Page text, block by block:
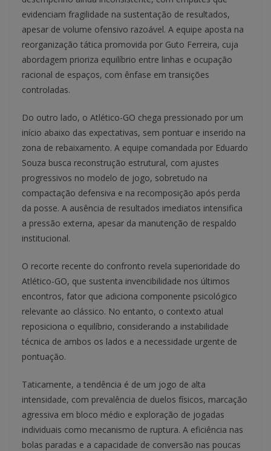
evidenciam fragilidade na sustentação de resultados,
apesar de volume ofensivo razoável. A equipe aposta na
reorganização tática promovida por Guto Ferreira, cuja
abordagem prioriza equilíbrio entre linhas e ocupação
racional de espaços, com ênfase em transições
controladas.
Do outro lado, o Atlético-GO chega pressionado por um
início abaixo das expectativas, sem pontuar e inserido na
zona de rebaixamento. A equipe comandada por Eduardo
Souza busca reconstrução estrutural, com ajustes
progressivos no modelo de jogo, sobretudo na
compactação defensiva e na recomposição após perda
da posse. A ausência de resultados imediatos intensifica
a pressão externa, apesar da manutenção de respaldo
institucional.
O recorte recente do confronto revela superioridade do
Atlético-GO, que sustenta invencibilidade nos últimos
encontros, fator que adiciona componente psicológico
relevante ao clássico. No entanto, o contexto atual
reposiciona o equilíbrio, considerando a instabilidade
técnica de ambos os lados e a necessidade urgente de
pontuação.
Taticamente, a tendência é de um jogo de alta
intensidade, com prevalência de duelos físicos, marcação
agressiva em bloco médio e exploração de jogadas
individuais como mecanismo de ruptura. A eficiência nas
bolas paradas e a capacidade de conversão nas poucas